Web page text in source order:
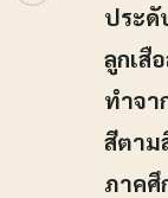
ประดั
ลูกเสื
ทำจา
สีตาม
ภาคศึ